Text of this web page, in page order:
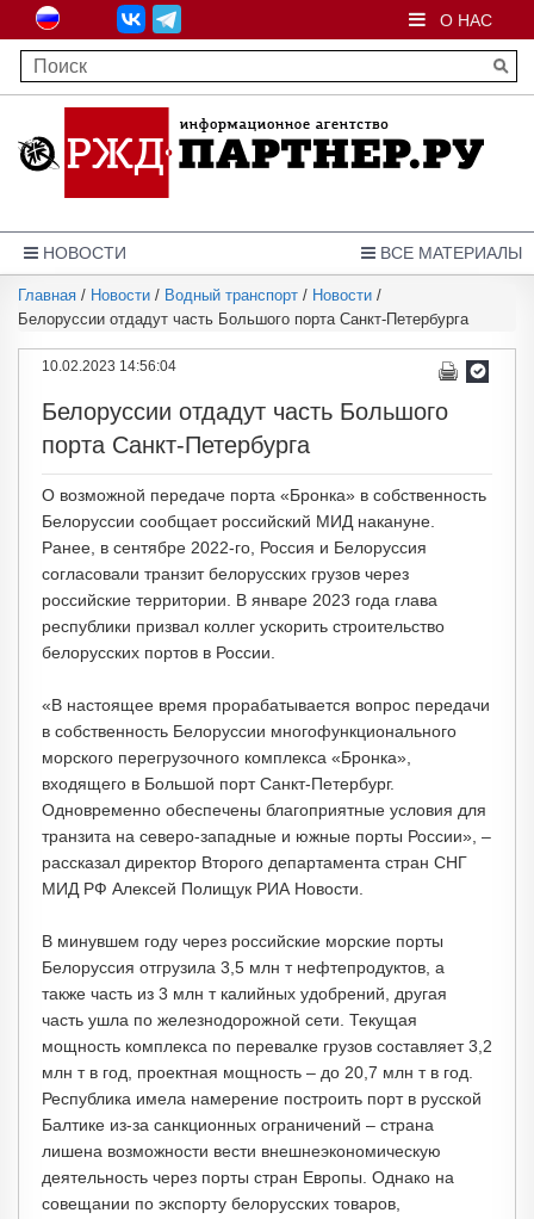
О НАС
ВСЕ МАТЕРИАЛЫ
НОВОСТИ
Главная / Новости / Водный транспорт / Новости /
Белоруссии отдадут часть Большого порта Санкт-Петербурга
10.02.2023 14:56:04
Белоруссии отдадут часть Большого
порта Санкт-Петербурга
О возможной передаче порта «Бронка» в собственность
Белоруссии сообщает российский МИД накануне.
Ранее, в сентябре 2022-го, Россия и Белоруссия
согласовали транзит белорусских грузов через
российские территории. В январе 2023 года глава
республики призвал коллег ускорить строительство
белорусских портов в России.
«В настоящее время прорабатывается вопрос передачи
в собственность Белоруссии многофункционального
морского перегрузочного комплекса «Бронка»,
входящего в Большой порт Санкт-Петербург.
Одновременно обеспечены благоприятные условия для
транзита на северо-западные и южные порты России», –
рассказал директор Второго департамента стран СНГ
МИД РФ Алексей Полищук РИА Новости.
В минувшем году через российские морские порты
Белоруссия отгрузила 3,5 млн т нефтепродуктов, а
также часть из 3 млн т калийных удобрений, другая
часть ушла по железнодорожной сети. Текущая
мощность комплекса по перевалке грузов составляет 3,2
млн т в год, проектная мощность – до 20,7 млн т в год.
Республика имела намерение построить порт в русской
Балтике из-за санкционных ограничений – страна
лишена возможности вести внешнеэкономическую
деятельность через порты стран Европы. Однако на
совещании по экспорту белорусских товаров,